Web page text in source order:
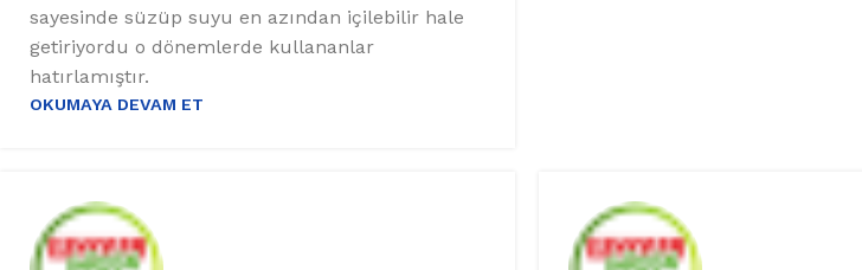
sayesinde süzüp suyu en azından içilebilir hale
getiriyordu o dönemlerde kullananlar
hatırlamıştır.
OKUMAYA DEVAM ET